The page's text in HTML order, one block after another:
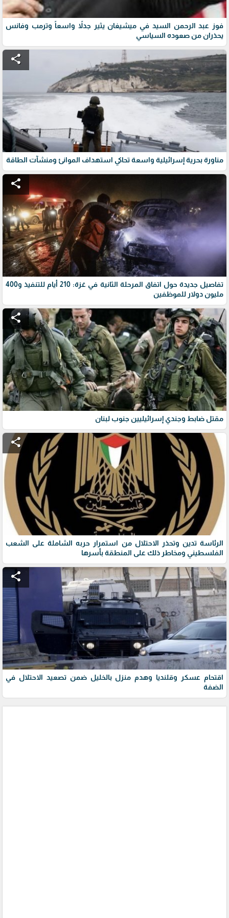
فوز عبد الرحمن السيد في ميشيغان يثير جدلاً واسعاً وترمب وفانس
يحذران من صعوده السياسي
share
مناورة بحرية إسرائيلية واسعة تحاكي استهداف الموانئ ومنشآت الطاقة
share
تفاصيل جديدة حول اتفاق المرحلة الثانية في غزة: 210 أيام للتنفيذ و400
مليون دولار للموظفين
share
مقتل ضابط وجندي إسرائيليين جنوب لبنان
share
الرئاسة تدين وتحذر الاحتلال من استمرار حربه الشاملة على الشعب
الفلسطيني ومخاطر ذلك على المنطقة بأسرها
share
اقتحام عسكر وقلنديا وهدم منزل بالخليل ضمن تصعيد الاحتلال في
الضفة